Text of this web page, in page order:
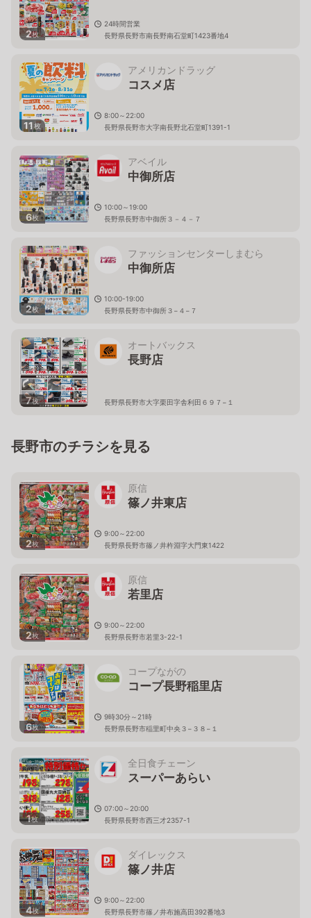
2枚
24時間営業
長野県長野市南長野南石堂町1423番地4
11枚
アメリカンドラッグ
コスメ店
8:00～22:00
長野県長野市大字南長野北石堂町1391-1
6枚
アベイル
中御所店
10:00～19:00
長野県長野市中御所３－４－７
2枚
ファッションセンターしまむら
中御所店
10:00-19:00
長野県長野市中御所３−４−７
7枚
オートバックス
長野店
長野県長野市大字栗田字舎利田６９７−１
長野市のチラシを見る
2枚
原信
篠ノ井東店
9:00～22:00
長野県長野市篠ノ井杵淵字大門東1422
2枚
原信
若里店
9:00～22:00
長野県長野市若里3-22-1
6枚
コープながの
コープ長野稲里店
9時30分～21時
長野県長野市稲里町中央３−３８−１
1枚
全日食チェーン
スーパーあらい
07:00～20:00
長野県長野市西三才2357-1
4枚
ダイレックス
篠ノ井店
9:00～22:00
長野県長野市篠ノ井布施高田392番地3